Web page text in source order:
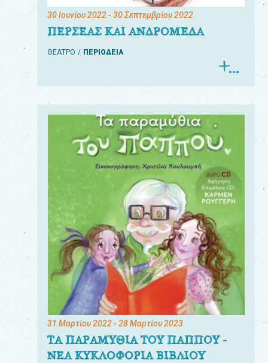
30 Ιουνίου 2022- 30 Σεπτεμβρίου 2022
ΠΕΡΣΕΑΣ ΚΑΙ ΑΝΔΡΟΜΕΔΑ
ΘΕΑΤΡΟ ΠΕΡΙΟΔΕΙΑ
31 Μαρτίου 2022- 28 Μαρτίου 2023
ΤΑ ΠΑΡΑΜΥΘΙΑ ΤΟΥ ΠΑΠΠΟΥ -
ΝΕΑ ΚΥΚΛΟΦΟΡΙΑ ΒΙΒΛΙΟΥ